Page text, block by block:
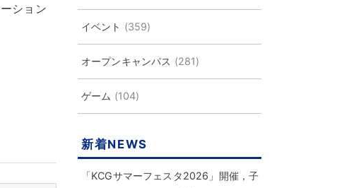
ション
イベント (359)
オープンキャンパス (281)
ゲーム (104)
新着NEWS
「KCGサマーフェスタ2026」開催，子